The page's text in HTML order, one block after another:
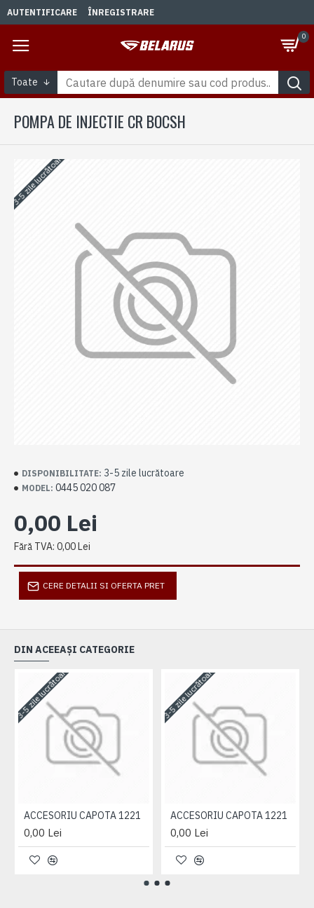
AUTENTIFICARE ÎNREGISTRARE
0
Toate
POMPA DE INJECTIE CR BOCSH
3-5 zile lucrătoare
DISPONIBILITATE: 3-5 zile lucrătoare
MODEL: 0445 020 087
0,00 Lei
Fără TVA: 0,00 Lei
CERE DETALII SI OFERTA PRET
DIN ACEEAȘI CATEGORIE
3-5 zile lucrătoare
ACCESORIU CAPOTA 1221
0,00 Lei
3-5 zile lucrătoare
ACCESORIU CAPOTA 1221
0,00 Lei